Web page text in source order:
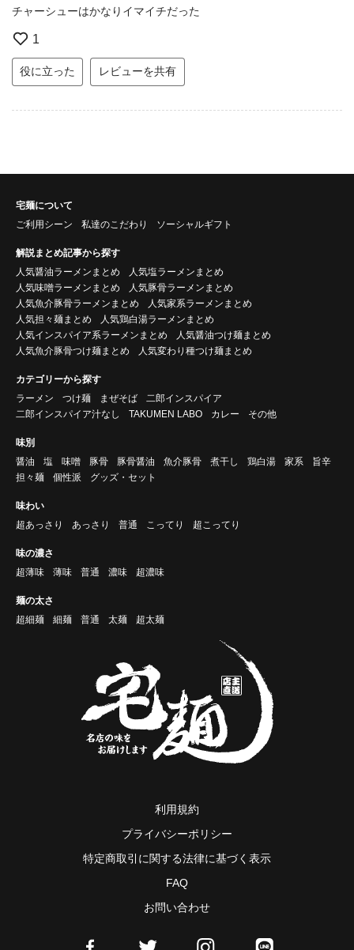
チャーシューはかなりイマイチだった
1
役に立った レビューを共有
宅麺について
ご利用シーン
私達のこだわり ソーシャルギフト
解説まとめ記事から探す
人気醤油ラーメンまとめ
人気塩ラーメンまとめ
人気味噌ラーメンまとめ
人気豚骨ラーメンまとめ
人気魚介豚骨ラーメンまとめ
人気家系ラーメンまとめ
人気担々麺まとめ
人気鶏白湯ラーメンまとめ
人気インスパイア系ラーメンまとめ
人気醤油つけ麺まとめ
人気魚介豚骨つけ麺まとめ
人気変わり種つけ麺まとめ
カテゴリーから探す
ラーメン
つけ麺 まぜそば
二郎インスパイア
二郎インスパイア汁なし
TAKUMEN LABO カレー その他
味別
醤油
塩 味噌 豚骨 豚骨醤油 魚介豚骨 煮干し 鶏白湯 家系
旨辛
担々麺
個性派 グッズ・セット
味わい
超あっさり
あっさり 普通 こってり 超こってり
味の濃さ
超薄味
薄味 普通 濃味 超濃味
麺の太さ
超細麺
細麺 普通 太麺 超太麺
利用規約
プライバシーポリシー
特定商取引に関する法律に基づく表示
FAQ
お問い合わせ